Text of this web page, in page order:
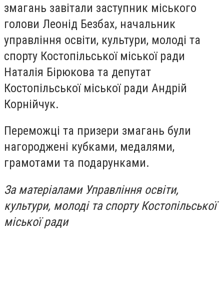
змагань завітали заступник міського
голови Леонід Безбах, начальник
управління освіти, культури, молоді та
спорту Костопільської міської ради
Наталія Бірюкова та депутат
Костопільської міської ради Андрій
Корнійчук.
Переможці та призери змагань були
нагороджені кубками, медалями,
грамотами та подарунками.
За матеріалами Управління освіти,
культури, молоді та спорту Костопільської
міської ради